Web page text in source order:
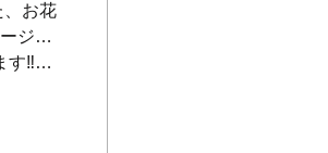
、お花
ージ…
す‼️🥹